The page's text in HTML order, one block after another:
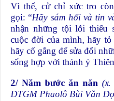
Vì thế, cử chỉ xức tro
gọi: “Hãy sám hối và tin
nhận những tội lỗi thiếu
cuộc đời của mình, hãy
hãy cố gắng để sửa đổi
sống hợp với thánh ý
2/ Năm bước ăn năn
ĐTGM Phaolô Bùi Văn